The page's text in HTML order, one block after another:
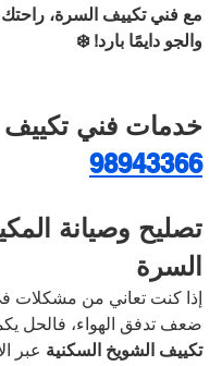
مع فني تكييف السرة،
والجو دايمًا بارد! ❄️
خدمات فني
98943366
تصليح وصيانة
السرة
إذا كنت تعاني من مشكلات في
ضعف تدفق الهواء، فالحل
تكييف الشويخ السكنية عبر